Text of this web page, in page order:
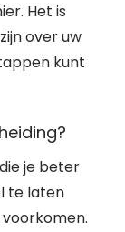
Het is
over uw
kunt
je beter
te laten